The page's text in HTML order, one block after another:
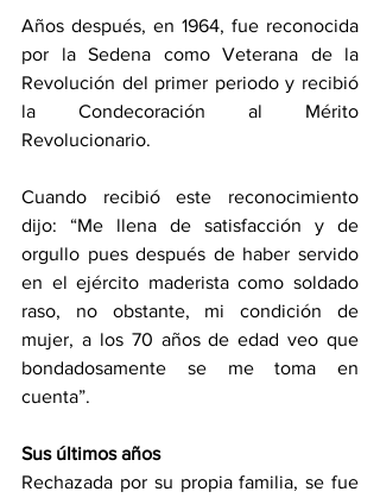
Años después, en 1964, fue reconocida
por la Sedena como Veterana de la
Revolución del primer periodo y recibió
la Condecoración al Mérito
Revolucionario.
Cuando recibió este reconocimiento
dijo: “Me llena de satisfacción y de
orgullo pues después de haber servido
en el ejército maderista como soldado
raso, no obstante, mi condición de
mujer, a los 70 años de edad veo que
bondadosamente se me toma en
cuenta”.
Sus últimos años
Rechazada por su propia familia, se fue